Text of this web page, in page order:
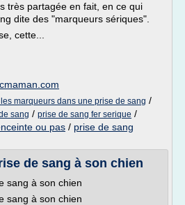
très partagée en fait, en ce qui
dite des "marqueurs sériques".
cette...
marqueurs dans une prise de sang /
sang / prise de sang fer serique /
ou pas / prise de sang
de sang à son chien
sang à son chien
sang à son chien